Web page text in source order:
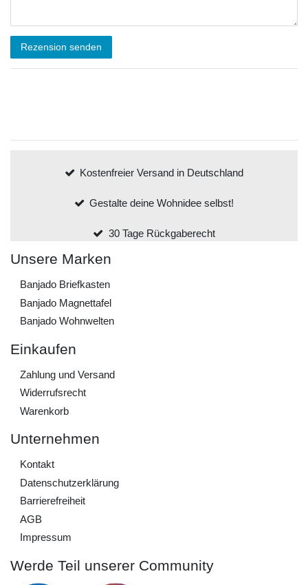
Rezension senden
Kostenfreier Versand in Deutschland
Gestalte deine Wohnidee selbst!
30 Tage Rückgaberecht
Unsere Marken
Banjado Briefkasten
Banjado Magnettafel
Banjado Wohnwelten
Einkaufen
Zahlung und Versand
Widerrufs­recht
Warenkorb
Unternehmen
Kontakt
Daten­schutz­erklärung
Barrierefreiheit
AGB
Impressum
Werde Teil unserer Community